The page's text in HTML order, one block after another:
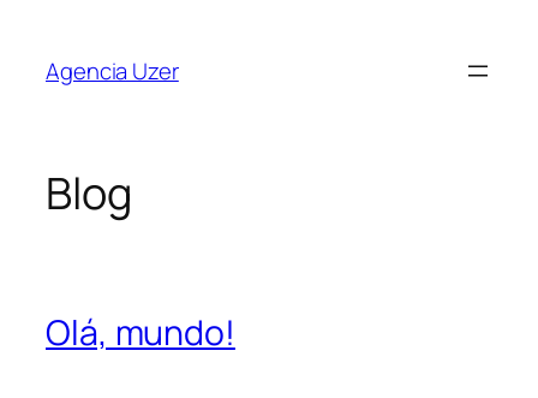
Agencia Uzer
Blog
Olá, mundo!